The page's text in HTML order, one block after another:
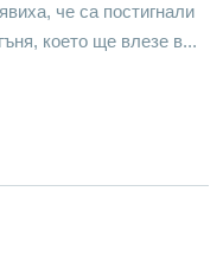
че са постигнали
което ще влезе в...